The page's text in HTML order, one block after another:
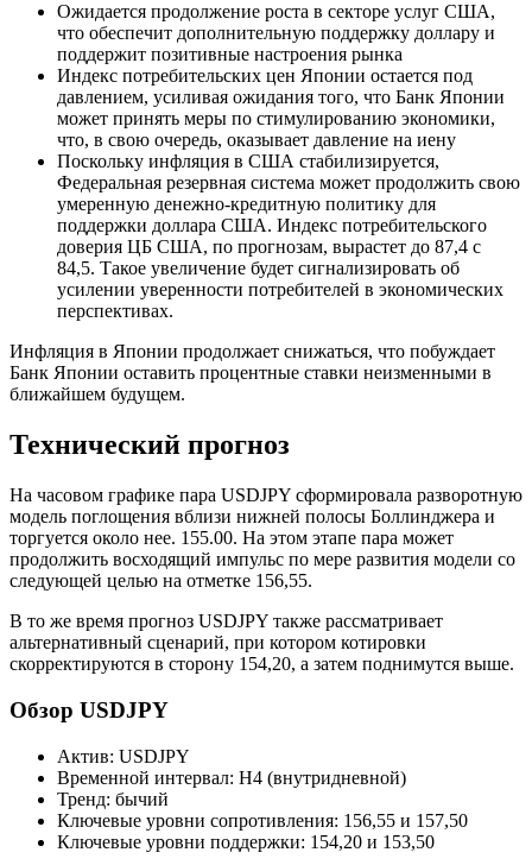
Ожидается продолжение роста в секторе услуг США,
что обеспечит дополнительную поддержку доллару и
поддержит позитивные настроения рынка
Индекс потребительских цен Японии остается под
давлением, усиливая ожидания того, что Банк Японии
может принять меры по стимулированию экономики,
что, в свою очередь, оказывает давление на иену
Поскольку инфляция в США стабилизируется,
Федеральная резервная система может продолжить свою
умеренную денежно-кредитную политику для
поддержки доллара США. Индекс потребительского
доверия ЦБ США, по прогнозам, вырастет до 87,4 с
84,5. Такое увеличение будет сигнализировать об
усилении уверенности потребителей в экономических
перспективах.
Инфляция в Японии продолжает снижаться, что побуждает
Банк Японии оставить процентные ставки неизменными в
ближайшем будущем.
Технический прогноз
На часовом графике пара USDJPY сформировала разворотную
модель поглощения вблизи нижней полосы Боллинджера и
торгуется около нее. 155.00. На этом этапе пара может
продолжить восходящий импульс по мере развития модели со
следующей целью на отметке 156,55.
В то же время прогноз USDJPY также рассматривает
альтернативный сценарий, при котором котировки
скорректируются в сторону 154,20, а затем поднимутся выше.
Обзор USDJPY
Актив: USDJPY
Временной интервал: H4 (внутридневной)
Тренд: бычий
Ключевые уровни сопротивления: 156,55 и 157,50
Ключевые уровни поддержки: 154,20 и 153,50